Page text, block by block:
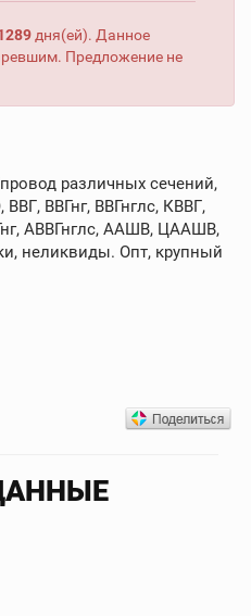
дня(ей). Данное
Предложение не
различных сечений,
ВВГнг, ВВГнглс, КВВГ,
АВВГнглс, ААШВ, ЦААШВ,
неликвиды. Опт, крупный